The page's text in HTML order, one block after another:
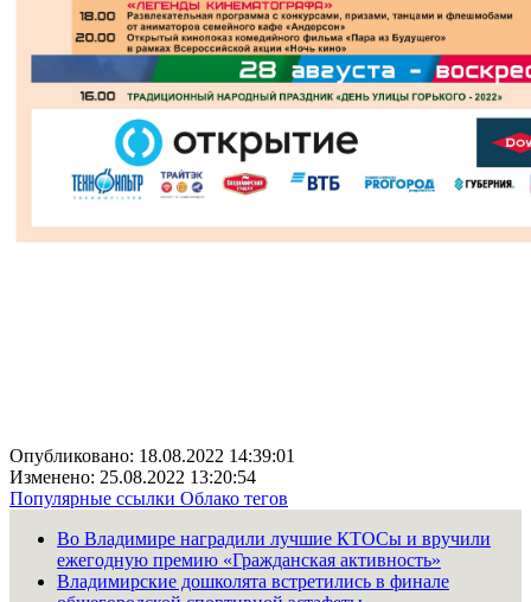
Опубликовано: 18.08.2022 14:39:01
Изменено: 25.08.2022 13:20:54
Популярные ссылки Облако тегов
Во Владимире наградили лучшие КТОСы и вручили
ежегодную премию «Гражданская активность»
Владимирские дошколята встретились в финале